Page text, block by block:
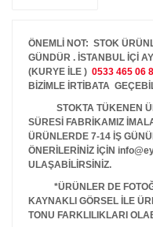
ÖNEMLİ NOT: STOK
GÜNDÜR . İSTANBUL İÇİ
(KURYE İLE ) 0533 465 06
BİZİMLE İRTİBATA
STOKTA TÜKENEN
SÜRESİ FABRİKAMIZ
ÜRÜNLERDE 7-14 İŞ
ÖNERİLERİNİZ İÇİN
ULAŞABİLİRSİNİZ.
*ÜRÜNLER DE
KAYNAKLI GÖRSEL İLE
TONU FARKLILIKLARI